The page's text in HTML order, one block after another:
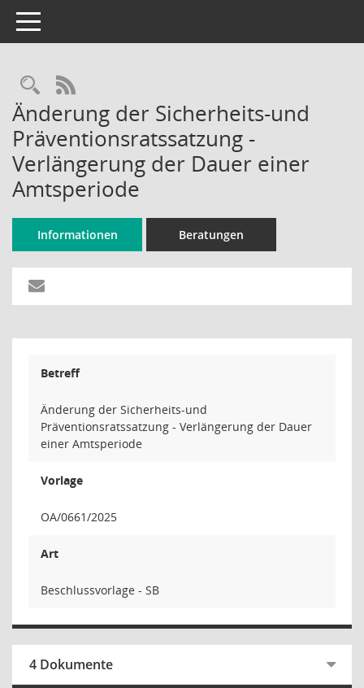
Toggle navigation
Rechercheauswahl
RSS-Feed
Änderung der Sicherheits-und
Präventionsratssatzung -
Verlängerung der Dauer einer
Amtsperiode
Informationen Beratungen
Betreff
Änderung der Sicherheits-und
Präventionsratssatzung - Verlängerung der Dauer
einer Amtsperiode
Vorlage
OA/0661/2025
Art
Beschlussvorlage - SB
4 Dokumente